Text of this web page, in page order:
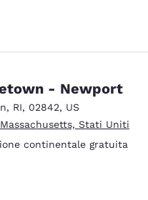
- Newport
, RI, 02842, US
Stati Uniti
continentale gratuita
493 Bewertungen